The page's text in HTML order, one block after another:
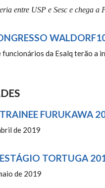
entre USP e Sesc e chega
da Esalq terão a
FURUKAWA
de 2019
TORTUGA
de 2019